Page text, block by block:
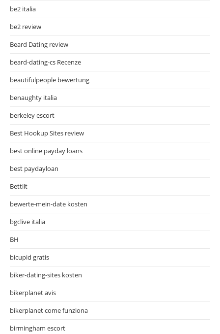
be2 italia
be2 review
Beard Dating review
beard-dating-cs Recenze
beautifulpeople bewertung
benaughty italia
berkeley escort
Best Hookup Sites review
best online payday loans
best paydayloan
Bettilt
bewerte-mein-date kosten
bgclive italia
BH
bicupid gratis
biker-dating-sites kosten
bikerplanet avis
bikerplanet come funziona
birmingham escort